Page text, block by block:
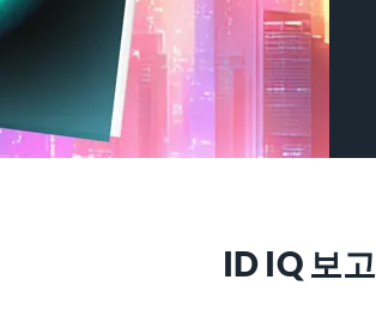
ID IQ 보